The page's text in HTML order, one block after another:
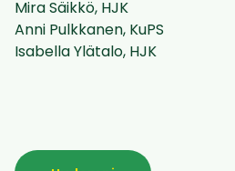
Mira Säikkö, HJK
Anni Pulkkanen, KuPS
Isabella Ylätalo, HJK